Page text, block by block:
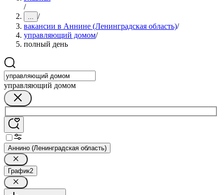
/
... /
вакансии в Аннине (Ленинградская область)/
управляющий домом/
полный день
управляющий домом
Аннино (Ленинградская область)
График2